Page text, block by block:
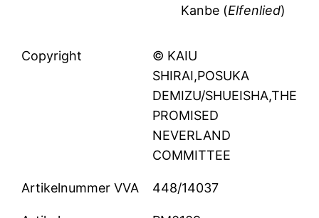
Kanbe (Elfenlied)
Copyright
© KAIU
SHIRAI,POSUKA
DEMIZU/SHUEISHA,THE
PROMISED
NEVERLAND
COMMITTEE
Artikelnummer VVA 448/14037